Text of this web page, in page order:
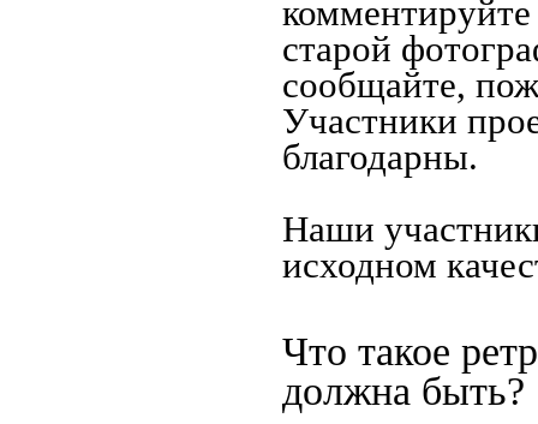
старой
сообщайте,
Участники
благодарны.
Наши
исходном
Что такое
должна быть?